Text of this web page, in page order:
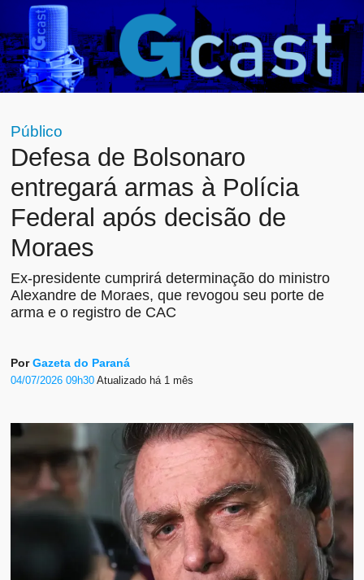
Público
Defesa de Bolsonaro
entregará armas à Polícia
Federal após decisão de
Moraes
Ex-presidente cumprirá determinação do ministro
Alexandre de Moraes, que revogou seu porte de
arma e o registro de CAC
PorGazeta do Paraná
04/07/2026 09h30Atualizado há 1 mês